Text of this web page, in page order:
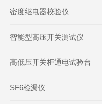
密度继电器校验仪
智能型高压开关测试仪
高低压开关柜通电试验台
SF6检漏仪